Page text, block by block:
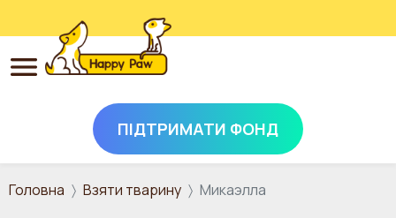
Перейти до основного вмісту
ПІДТРИМАТИ ФОНД
Головна Взяти тварину Микаэлла